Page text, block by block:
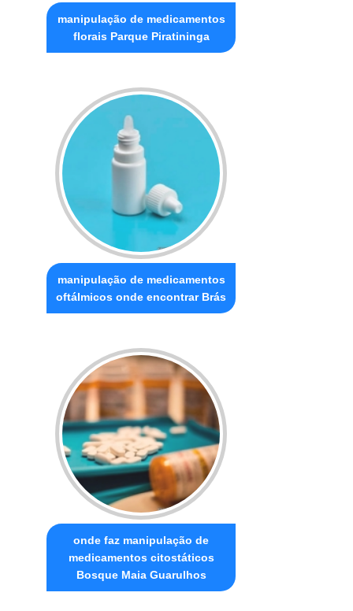
manipulação de medicamentos
florais Parque Piratininga
manipulação de medicamentos
oftálmicos onde encontrar Brás
onde faz manipulação de
medicamentos citostáticos
Bosque Maia Guarulhos